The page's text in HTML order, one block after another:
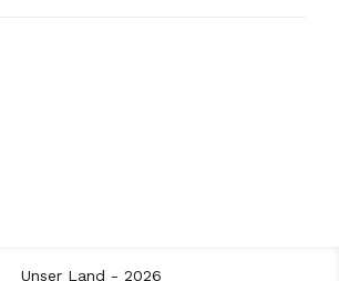
Unser Land - 2026